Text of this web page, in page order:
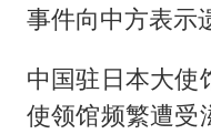
事件向中方表示
中国驻日本大使
使领馆频繁遭受